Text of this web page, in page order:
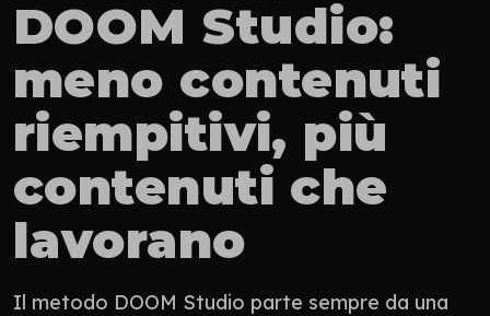
DOOM Studio:
meno contenuti
riempitivi, più
contenuti che
lavorano
Il metodo DOOM Studio parte sempre da una